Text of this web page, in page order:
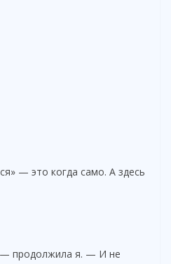
— это когда само. А здесь
продолжила я. — И не